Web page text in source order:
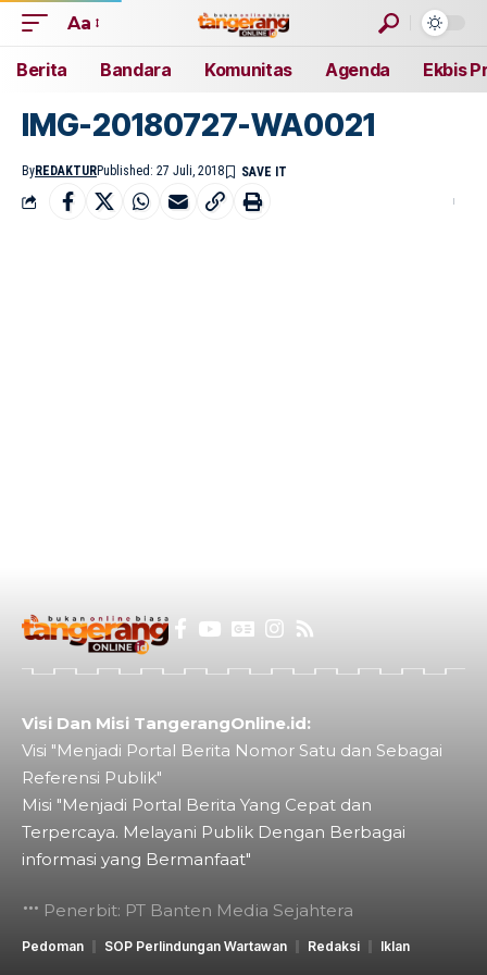
Aa
Berita Bandara Komunitas Agenda Ekbis
IMG-20180727-WA0021
ByREDAKTURPublished: 27 Juli, 2018
Visi Dan Misi TangerangOnline.id:
Visi "Menjadi Portal Berita Nomor Satu dan Sebagai
Referensi Publik"
Misi "Menjadi Portal Berita Yang Cepat dan
Terpercaya. Melayani Publik Dengan Berbagai
informasi yang Bermanfaat"
Penerbit: PT Banten Media Sejahtera
Pedoman SOP Perlindungan Wartawan Redaksi Iklan